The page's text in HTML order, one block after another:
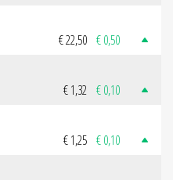
€ 22,50 € 0,50
€ 1,32 € 0,10
€ 1,25 € 0,10